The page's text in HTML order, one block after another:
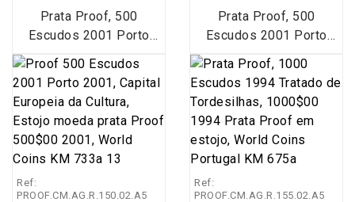
orador português da
Companhia de Jesus,
foi uma das mais
influentes personagens
do século XVII em
termos de política e
oratória, destacou-se
como missionário em
administrada por
Portugal durante mais
de 450 anos e é
considerada o primeiro
entreposto, bem como a
última colónia europeia
na Ásia
Prata Proof, 500
Escudos 2001 Porto
2001 - Capital Europeia
da Cultura, Estojo com
moeda prata Proof
500$00 2001
comemorativa do Porto
2001 - Capital Europeia
da Cultura, Emissão
especial da Imprensa
Prata Proof, 500
Escudos 2001 Porto
2001 - Capital Europeia
da Cultura, Estojo com
moeda prata Proof
500$00 2001
comemorativa do Porto
2001 - Capital Europeia
da Cultura, Emissão
especial da Imprensa
Ref:
PROOF.CM.AG.R.150.02.A5
Ref:
PROOF.CM.AG.R.155.02.A5